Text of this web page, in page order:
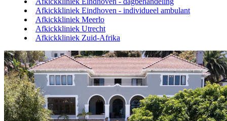
Afkickkliniek Eindhoven - individueel ambulant
Afkickkliniek Meerlo
Afkickkliniek Utrecht
Afkickkliniek Zuid-Afrika